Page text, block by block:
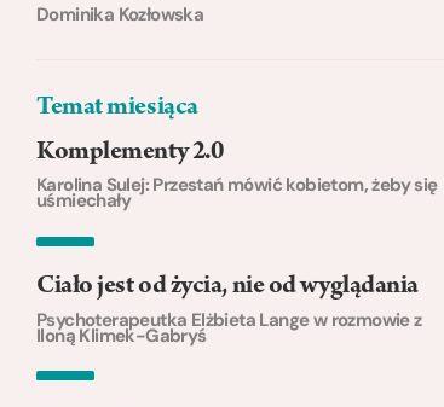
Dominika Kozłowska
Temat miesiąca
Komplementy 2.0
Karolina Sulej: Przestań mówić kobietom, żeby się
uśmiechały
Ciało jest od życia, nie od wyglądania
Psychoterapeutka Elżbieta Lange w rozmowie z
Iloną Klimek-Gabryś